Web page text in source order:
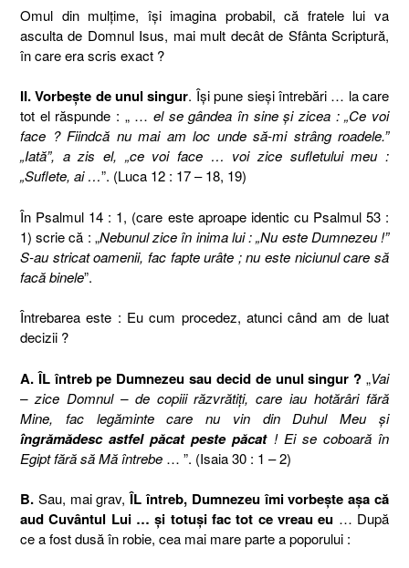
Omul din mulţime, îşi imagina probabil, că fratele lui va
asculta de Domnul Isus, mai mult decât de Sfânta Scriptură,
în care era scris exact ?
II. Vorbeşte de unul singur. Îşi pune sieşi întrebări … la care
tot el răspunde : „ … el se gândea în sine şi zicea : „Ce voi
face ? Fiindcă nu mai am loc unde să-mi strâng roadele.”
„Iată”, a zis el, „ce voi face … voi zice sufletului meu :
„Suflete, ai …”. (Luca 12 : 17 – 18, 19)
În Psalmul 14 : 1, (care este aproape identic cu Psalmul 53 :
1) scrie că : „Nebunul zice în inima lui : „Nu este Dumnezeu !”
S-au stricat oamenii, fac fapte urâte ; nu este niciunul care să
facă binele”.
Întrebarea este : Eu cum procedez, atunci când am de luat
decizii ?
A. ÎL întreb pe Dumnezeu sau decid de unul singur ? „Vai
– zice Domnul – de copiii răzvrătiţi, care iau hotărâri fără
Mine, fac legăminte care nu vin din Duhul Meu şi
îngrămădesc astfel păcat peste păcat! Ei se coboară în
Egipt fără să Mă întrebe … ”. (Isaia 30 : 1 – 2)
B. Sau, mai grav, ÎL întreb, Dumnezeu îmi vorbeşte aşa că
aud Cuvântul Lui … şi totuşi fac tot ce vreau eu … După
ce a fost dusă în robie, cea mai mare parte a poporului :